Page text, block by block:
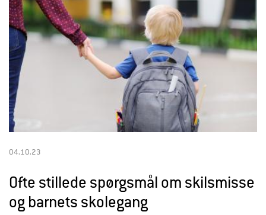
04.10.23
Ofte stillede spørgsmål om skilsmisse
og barnets skolegang